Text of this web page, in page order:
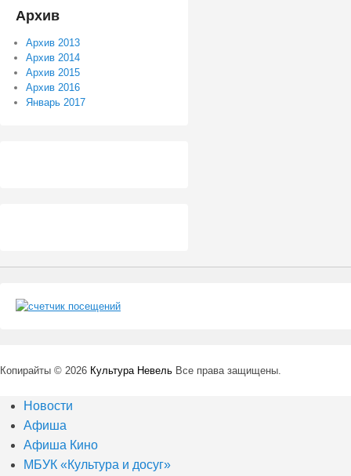
Архив
Архив 2013
Архив 2014
Архив 2015
Архив 2016
Январь 2017
Копирайты © 2026 Культура Невель Все права защищены.
Новости
Афиша
Афиша Кино
МБУК «Культура и досуг»